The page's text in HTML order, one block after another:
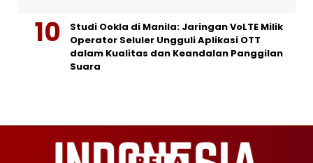
Studi Ookla di Manila: Jaringan VoLTE Milik
Operator Seluler Ungguli Aplikasi OTT
dalam Kualitas dan Keandalan Panggilan
Suara